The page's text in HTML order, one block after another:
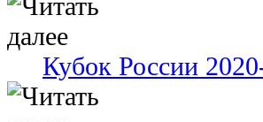
Кубок России